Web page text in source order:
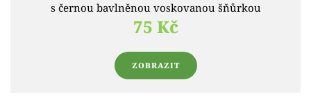
s černou bavlněnou voskovanou šňůrkou
75 Kč
ZOBRAZIT